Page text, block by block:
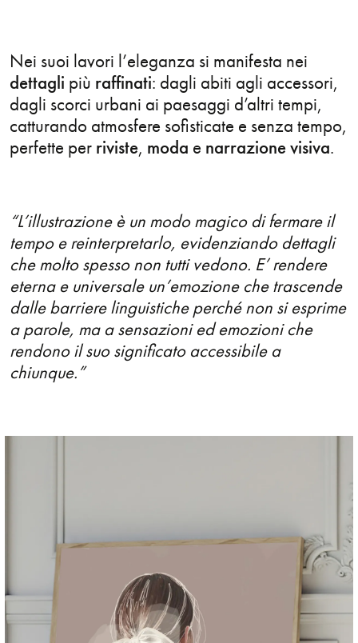
Nei suoi lavori l’eleganza si manifesta nei
dettagli più raffinati: dagli abiti agli accessori,
dagli scorci urbani ai paesaggi d’altri tempi,
catturando atmosfere sofisticate e senza tempo,
perfette per riviste, moda e narrazione visiva.
“L’illustrazione è un modo magico di fermare il
tempo e reinterpretarlo, evidenziando dettagli
che molto spesso non tutti vedono. E’ rendere
eterna e universale un’emozione che trascende
dalle barriere linguistiche perché non si esprime
a parole, ma a sensazioni ed emozioni che
rendono il suo significato accessibile a
chiunque.”
Gif
Graphic
Infographics
Lettering
Lifestyle
Live Performance
Nature